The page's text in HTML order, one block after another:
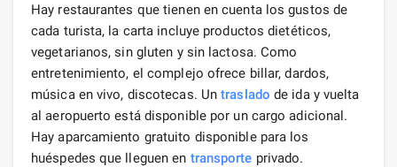
Hay restaurantes que tienen en cuenta los gustos de
cada turista, la carta incluye productos dietéticos,
vegetarianos, sin gluten y sin lactosa. Como
entretenimiento, el complejo ofrece billar, dardos,
música en vivo, discotecas. Untraslado de ida y vuelta
al aeropuerto está disponible por un cargo adicional.
Hay aparcamiento gratuito disponible para los
huéspedes que lleguen en transporte privado.